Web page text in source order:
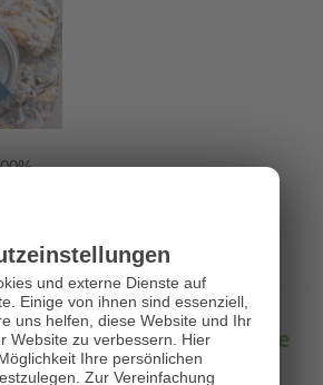
und externe Dienste auf
Einige von ihnen sind essenziell,
uns helfen, diese Website und Ihr
Website zu verbessern. Hier
Ihre persönlichen
Zur Vereinfachung
für ganzheitliche